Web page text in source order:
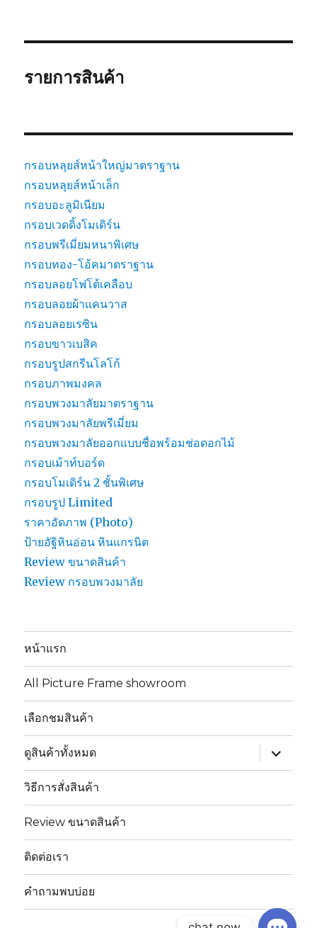
รายการสินค้า
กรอบหลุยส์หน้าใหญ่มาตราฐาน
กรอบหลุยส์หน้าเล็ก
กรอบอะลูมิเนียม
กรอบเวดดิ้งโมเดิร์น
กรอบพรีเมี่ยมหนาพิเศษ
กรอบทอง-โอ้คมาตราฐาน
กรอบลอยโฟโต้เคลือบ
กรอบลอยผ้าแคนวาส
กรอบลอยเรซิน
กรอบขาวเบสิค
กรอบรูปสกรีนโลโก้
กรอบภาพมงคล
กรอบพวงมาลัยมาตราฐาน
กรอบพวงมาลัยพรีเมี่ยม
กรอบพวงมาลัยออกแบบชื่อพร้อมช่อดอกไม้
กรอบเม้าท์บอร์ด
กรอบโมเดิร์น 2 ชั้นพิเศษ
กรอบรูป Limited
ราคาอัดภาพ (Photo)
ป้ายอัฐิหินอ่อน หินแกรนิต
Review ขนาดสินค้า
Review กรอบพวงมาลัย
หน้าแรก
All Picture Frame showroom
เลือกชมสินค้า
ดูสินค้าทั้งหมด
ขยาย
เมนู
ย่อย
วิธีการสั่งสินค้า
Review ขนาดสินค้า
ติดต่อเรา
คำถามพบบ่อย